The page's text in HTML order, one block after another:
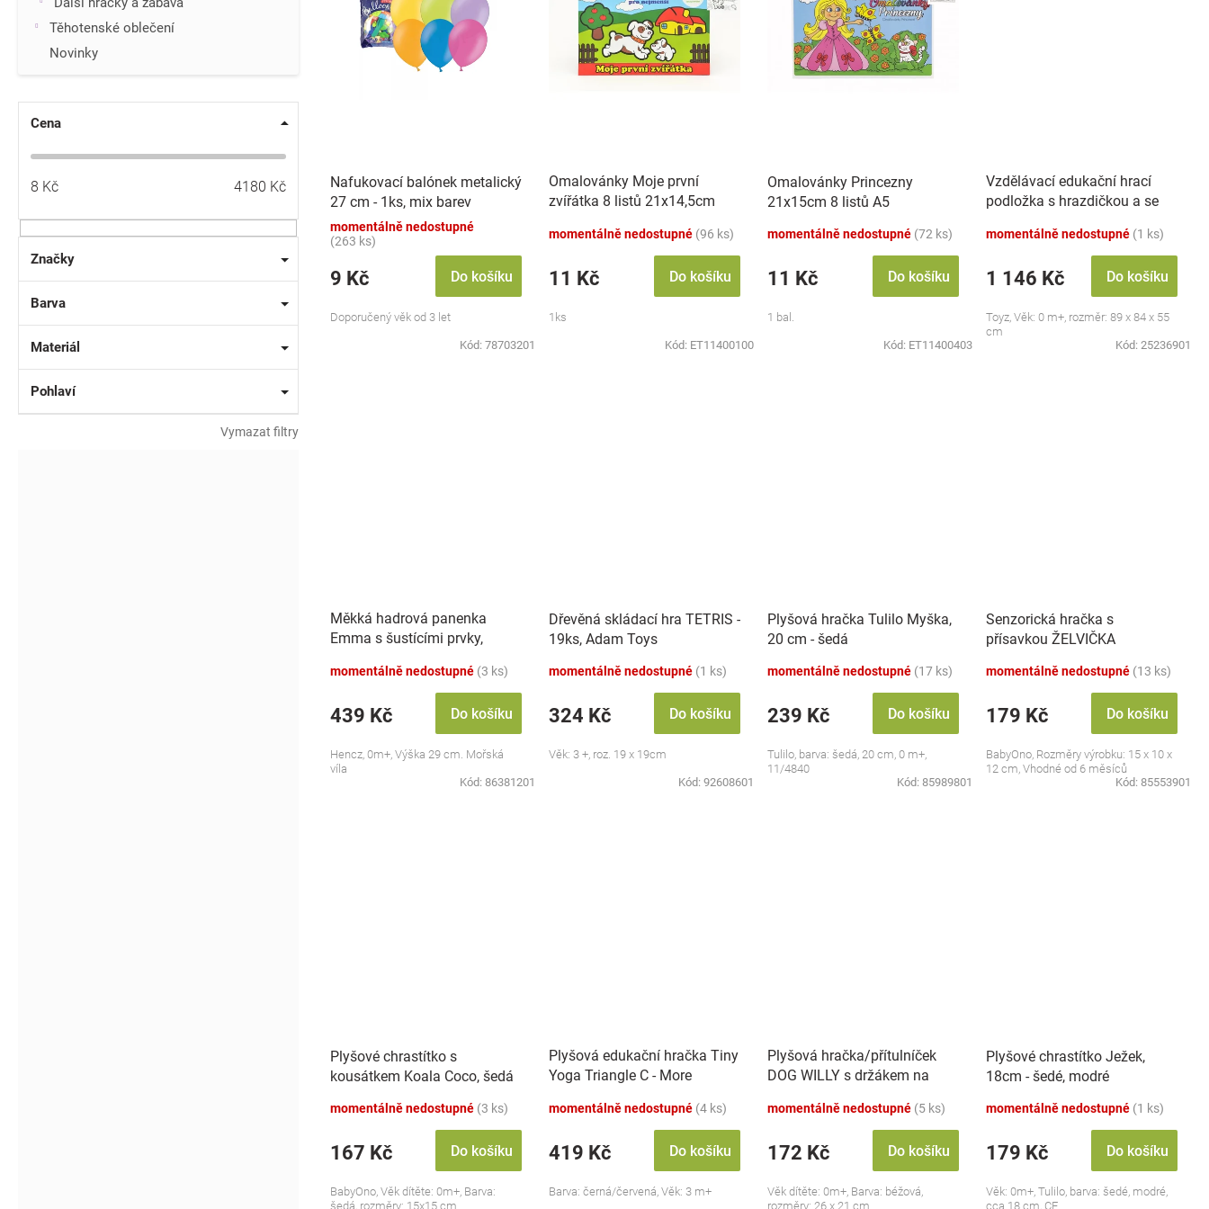
Těhotenské oblečení
Novinky
Cena
8 Kč 4180 Kč
Značky
Barva
Materiál
Pohlaví
Vymazat filtry
Nafukovací balónek metalický
27 cm - 1ks, mix barev
momentálně nedostupné
(263 ks)
9 Kč Do košíku
Doporučený věk od 3 let
Kód: 78703201
Omalovánky Moje první
zvířátka 8 listů 21x14,5cm
momentálně nedostupné (96 ks)
11 Kč Do košíku
1ks
Kód: ET11400100
Omalovánky Princezny
21x15cm 8 listů A5
momentálně nedostupné (72 ks)
11 Kč Do košíku
1 bal.
Kód: ET11400403
Vzdělávací edukační hrací
podložka s hrazdičkou a se
momentálně nedostupné (1 ks)
1 146 Kč Do košíku
Toyz, Věk: 0 m+, rozměr: 89 x 84 x 55
cm
Kód: 25236901
Měkká hadrová panenka
Emma s šustícími prvky,
momentálně nedostupné (3 ks)
439 Kč Do košíku
Hencz, 0m+, Výška 29 cm. Mořská
víla
Kód: 86381201
Dřevěná skládací hra TETRIS -
19ks, Adam Toys
momentálně nedostupné (1 ks)
324 Kč Do košíku
Věk: 3 +, roz. 19 x 19cm
Kód: 92608601
Plyšová hračka Tulilo Myška,
20 cm - šedá
momentálně nedostupné (17 ks)
239 Kč Do košíku
Tulilo, barva: šedá, 20 cm, 0 m+,
11/4840
Kód: 85989801
Senzorická hračka s
přísavkou ŽELVIČKA
momentálně nedostupné (13 ks)
179 Kč Do košíku
BabyOno, Rozměry výrobku: 15 x 10 x
12 cm, Vhodné od 6 měsíců
Kód: 85553901
Plyšové chrastítko s
kousátkem Koala Coco, šedá
momentálně nedostupné (3 ks)
167 Kč Do košíku
BabyOno, Věk dítěte: 0m+, Barva:
šedá, rozměry: 15x15 cm.
Plyšová edukační hračka Tiny
Yoga Triangle C - More
BabyOno
momentálně nedostupné (4 ks)
419 Kč Do košíku
Barva: černá/červená, Věk: 3 m+
Plyšová hračka/přítulníček
DOG WILLY s držákem na
momentálně nedostupné (5 ks)
172 Kč Do košíku
Věk dítěte: 0m+, Barva: béžová,
rozměry: 26 x 21 cm
Plyšové chrastítko Ježek,
18cm - šedé, modré
momentálně nedostupné (1 ks)
179 Kč Do košíku
Věk: 0m+, Tulilo, barva: šedé, modré,
cca 18 cm, CE